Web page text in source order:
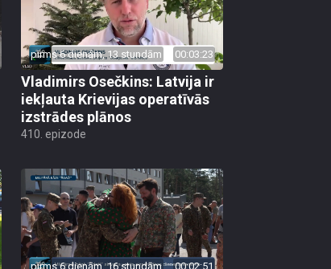
pirms 6 dienām, 13 stundām 00:03:23
Vladimirs Osečkins: Latvija ir
iekļauta Krievijas operatīvās
izstrādes plānos
410. epizode
pirms 6 dienām, 16 stundām 00:02:51